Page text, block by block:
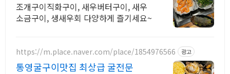
조개구이직화구이, 새우버터구이, 새우
소금구이, 생새우회 다양하게 즐기세요~
https://m.place.naver.com/place/1854976566 광고
통영굴구이맛집 최상급 굴전문